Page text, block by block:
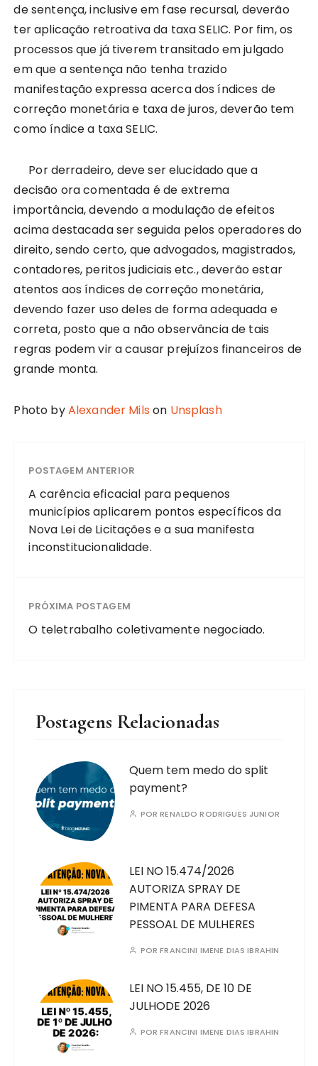
de sentença, inclusive em fase recursal, deverão
ter aplicação retroativa da taxa SELIC. Por fim, os
processos que já tiverem transitado em julgado
em que a sentença não tenha trazido
manifestação expressa acerca dos índices de
correção monetária e taxa de juros, deverão tem
como índice a taxa SELIC.
Por derradeiro, deve ser elucidado que a
decisão ora comentada é de extrema
importância, devendo a modulação de efeitos
acima destacada ser seguida pelos operadores do
direito, sendo certo, que advogados, magistrados,
contadores, peritos judiciais etc., deverão estar
atentos aos índices de correção monetária,
devendo fazer uso deles de forma adequada e
correta, posto que a não observância de tais
regras podem vir a causar prejuízos financeiros de
grande monta.
Photo byAlexander Mils on Unsplash
POSTAGEM ANTERIOR
A carência eficacial para pequenos
municípios aplicarem pontos específicos da
Nova Lei de Licitações e a sua manifesta
inconstitucionalidade.
PRÓXIMA POSTAGEM
O teletrabalho coletivamente negociado.
Postagens Relacionadas
Quem tem medo do split
payment?
PORRENALDO RODRIGUES JUNIOR
LEI NO 15.474/2026
AUTORIZA SPRAY DE
PIMENTA PARA DEFESA
PESSOAL DE MULHERES
PORFRANCINI IMENE DIAS IBRAHIN
LEI NO 15.455, DE 10 DE
JULHODE 2026
PORFRANCINI IMENE DIAS IBRAHIN